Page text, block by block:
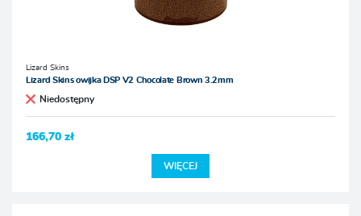
Lizard Skins
Lizard Skins owijka DSP V2 Chocolate Brown 3.2mm
Niedostępny
166,70 zł
WIĘCEJ